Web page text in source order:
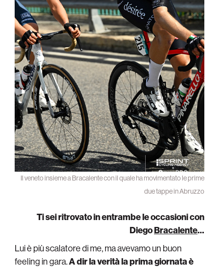
Il veneto insieme a Bracalente con il quale ha movimentato le prime
due tappe in Abruzzo
Ti sei ritrovato in entrambe le occasioni con
DiegoBracalente…
Lui è più scalatore di me, ma avevamo un buon
feeling in gara.A dir la verità la prima giornata è